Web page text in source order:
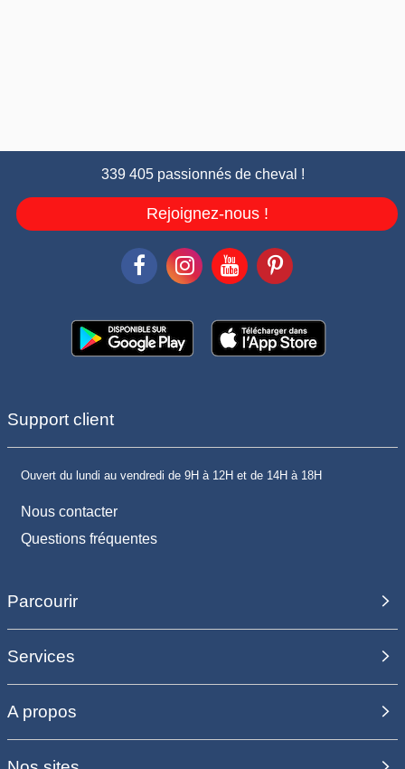
339 405 passionnés de cheval !
Rejoignez-nous !
Support client
Ouvert du lundi au vendredi de 9H à 12H et de 14H à 18H
Nous contacter
Questions fréquentes
Parcourir
Services
A propos